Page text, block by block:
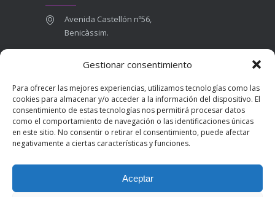
Gestionar consentimiento
Para ofrecer las mejores experiencias, utilizamos tecnologías como las
cookies para almacenar y/o acceder a la información del dispositivo. El
consentimiento de estas tecnologías nos permitirá procesar datos
como el comportamiento de navegación o las identificaciones únicas
en este sitio. No consentir o retirar el consentimiento, puede afectar
negativamente a ciertas características y funciones.
Aceptar
Avenida Castellón nº56,
Benicàssim.
665 787 673
admin@clinicadentalbenicasim.com